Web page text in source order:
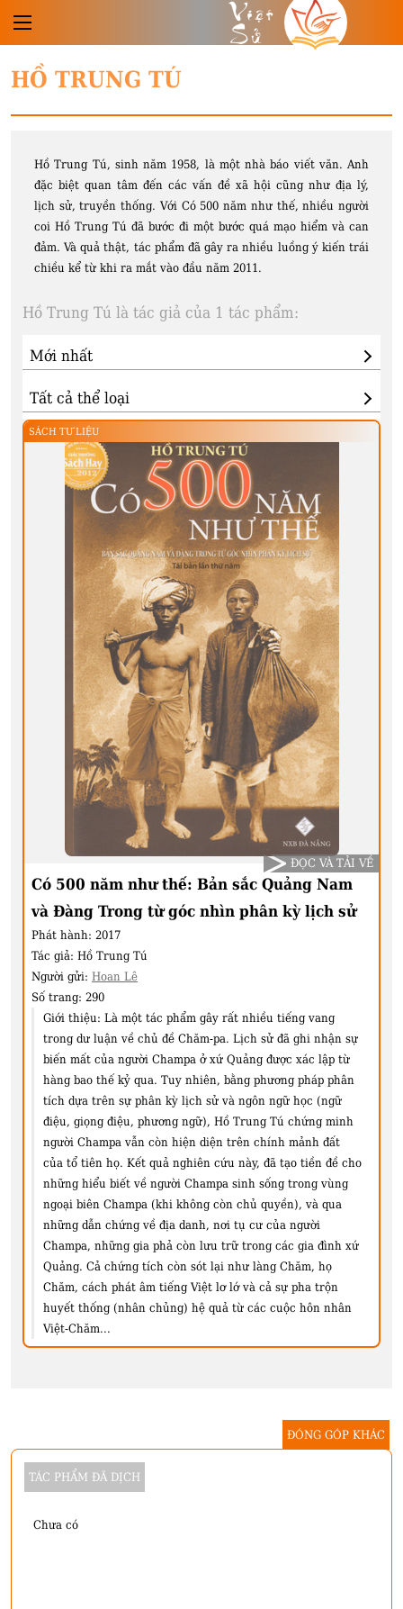
Việt
Sử
HỒ TRUNG TÚ
Hồ Trung Tú, sinh năm 1958, là một nhà báo viết văn. Anh
đặc biệt quan tâm đến các vấn đề xã hội cũng như địa lý,
lịch sử, truyền thống. Với Có 500 năm như thế, nhiều người
coi Hồ Trung Tú đã bước đi một bước quá mạo hiểm và can
đảm. Và quả thật, tác phẩm đã gây ra nhiều luồng ý kiến trái
chiều kể từ khi ra mắt vào đầu năm 2011.
Hồ Trung Tú là tác giả của 1 tác phẩm:
SÁCH TƯ LIỆU
Có 500 năm như thế: Bản sắc Quảng Nam
và Đàng Trong từ góc nhìn phân kỳ lịch sử
Phát hành: 2017
Tác giả: Hồ Trung Tú
Người gửi: Hoan Lê
Số trang: 290
Giới thiệu: Là một tác phẩm gây rất nhiều tiếng vang
trong dư luận về chủ đề Chăm-pa. Lịch sử đã ghi nhận sự
biến mất của người Champa ở xứ Quảng được xác lập từ
hàng bao thế kỷ qua. Tuy nhiên, bằng phương pháp phân
tích dựa trên sự phân kỳ lịch sử và ngôn ngữ học (ngữ
điệu, giọng điệu, phương ngữ), Hồ Trung Tú chứng minh
người Champa vẫn còn hiện diện trên chính mảnh đất
của tổ tiên họ. Kết quả nghiên cứu này, đã tạo tiền đề cho
những hiểu biết về người Champa sinh sống trong vùng
ngoại biên Champa (khi không còn chủ quyền), và qua
những dẫn chứng về địa danh, nơi tụ cư của người
Champa, những gia phả còn lưu trữ trong các gia đình xứ
Quảng. Cả chứng tích còn sót lại như làng Chăm, họ
Chăm, cách phát âm tiếng Việt lơ lớ và cả sự pha trộn
huyết thống (nhân chủng) hệ quả từ các cuộc hôn nhân
Việt-Chăm...
ĐỌC VÀ TẢI VỀ
ĐÓNG GÓP KHÁC
TÁC PHẨM ĐÃ DỊCH
Chưa có